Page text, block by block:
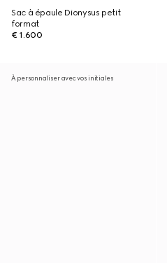
Sac à épaule Dionysus petit
format
€ 1.600
À personnaliser avec vos initiales